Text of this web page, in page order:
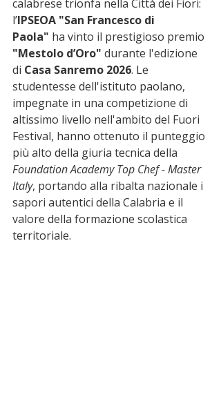
calabrese trionfa nella Città dei Fiori:
l’IPSEOA "San Francesco di
Paola" ha vinto il prestigioso premio
"Mestolo d’Oro" durante l'edizione
di Casa Sanremo 2026. Le
studentesse dell'istituto paolano,
impegnate in una competizione di
altissimo livello nell'ambito del Fuori
Festival, hanno ottenuto il punteggio
più alto della giuria tecnica della
Foundation Academy Top Chef - Master
Italy, portando alla ribalta nazionale i
sapori autentici della Calabria e il
valore della formazione scolastica
territoriale.